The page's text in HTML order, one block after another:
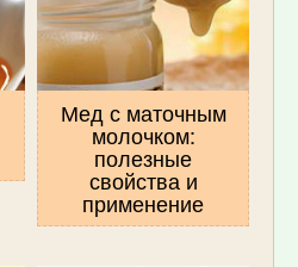
Мед с маточным
молочком:
полезные
свойства и
применение